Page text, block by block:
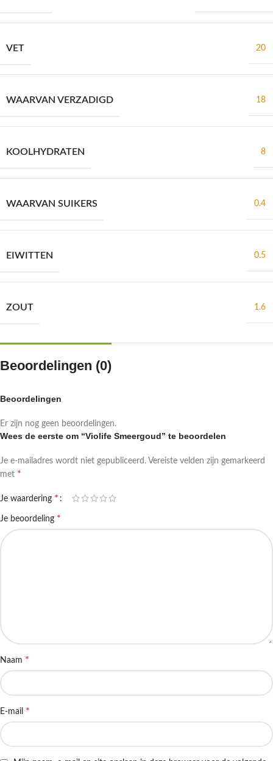
VET 20
WAARVAN VERZADIGD 18
KOOLHYDRATEN 8
WAARVAN SUIKERS 0.4
EIWITTEN 0.5
ZOUT 1.6
Beoordelingen (0)
Beoordelingen
Er zijn nog geen beoordelingen.
Wees de eerste om “Violife Smeergoud” te beoordelen
Je e-mailadres wordt niet gepubliceerd. Vereiste velden zijn gemarkeerd
met *
Je waardering *
Je beoordeling *
Naam *
E-mail *